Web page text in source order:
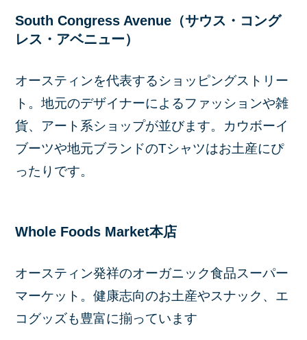
South Congress Avenue（サウス・コング
レス・アベニュー）
オースティンを代表するショッピングストリー
ト。地元のデザイナーによるファッションや雑
貨、アート系ショップが並びます。カウボーイ
ブーツや地元ブランドのTシャツはお土産にぴ
ったりです。
Whole Foods Market本店
オースティン発祥のオーガニック食品スーパー
マーケット。健康志向のお土産やスナック、エ
コグッズも豊富に揃っています